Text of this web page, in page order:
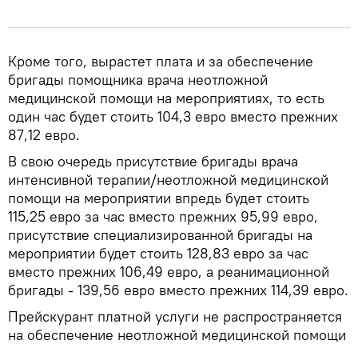
Кроме того, вырастет плата и за обеспечение
бригады помощника врача неотложной
медицинской помощи на мероприятиях, то есть
один час будет стоить 104,3 евро вместо прежних
87,12 евро.
В свою очередь присутствие бригады врача
интенсивной терапии/неотложной медицинской
помощи на мероприятии впредь будет стоить
115,25 евро за час вместо прежних 95,99 евро,
присутствие специализированной бригады на
мероприятии будет стоить 128,83 евро за час
вместо прежних 106,49 евро, а реанимационной
бригады - 139,56 евро вместо прежних 114,39 евро.
Прейскурант платной услуги не распространяется
на обеспечение неотложной медицинской помощи